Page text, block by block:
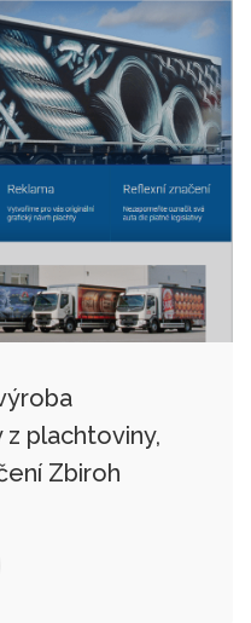
plachtoviny,
Zbiroh